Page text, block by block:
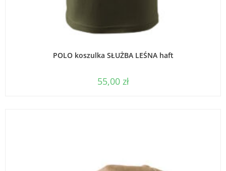
WYBIERZ OPCJE
POLO koszulka SŁUŻBA LEŚNA haft
55,00 zł